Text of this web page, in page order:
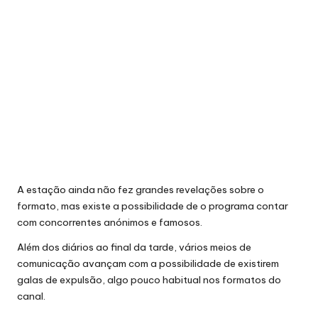
A estação ainda não fez grandes revelações sobre o
formato, mas existe a possibilidade de o programa contar
com concorrentes anónimos e famosos.
Além dos diários ao final da tarde, vários meios de
comunicação avançam com a possibilidade de existirem
galas de expulsão, algo pouco habitual nos formatos do
canal.